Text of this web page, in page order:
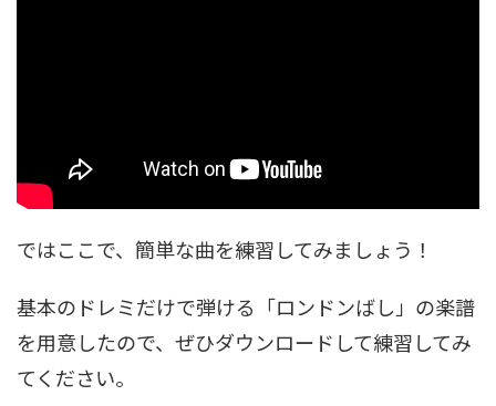
ではここで、簡単な曲を練習してみましょう！
基本のドレミだけで弾ける「ロンドンばし」の楽譜
を用意したので、ぜひダウンロードして練習してみ
てください。